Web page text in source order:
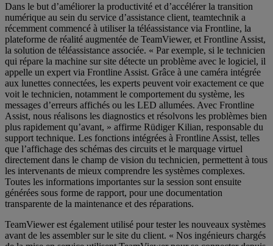
Dans le but d’améliorer la productivité et d’accélérer la transition
numérique au sein du service d’assistance client, teamtechnik a
récemment commencé à utiliser la téléassistance via Frontline, la
plateforme de réalité augmentée de TeamViewer, et Frontline Assist,
la solution de téléassistance associée. « Par exemple, si le technicien
qui répare la machine sur site détecte un problème avec le logiciel, il
appelle un expert via Frontline Assist. Grâce à une caméra intégrée
aux lunettes connectées, les experts peuvent voir exactement ce que
voit le technicien, notamment le comportement du système, les
messages d’erreurs affichés ou les LED allumées. Avec Frontline
Assist, nous réalisons les diagnostics et résolvons les problèmes bien
plus rapidement qu’avant, » affirme Rüdiger Kilian, responsable du
support technique. Les fonctions intégrées à Frontline Assist, telles
que l’affichage des schémas des circuits et le marquage virtuel
directement dans le champ de vision du technicien, permettent à tous
les intervenants de mieux comprendre les systèmes complexes.
Toutes les informations importantes sur la session sont ensuite
générées sous forme de rapport, pour une documentation
transparente de la maintenance et des réparations.
TeamViewer est également utilisé pour tester les nouveaux systèmes
avant de les assembler sur le site du client. « Nos ingénieurs chargés